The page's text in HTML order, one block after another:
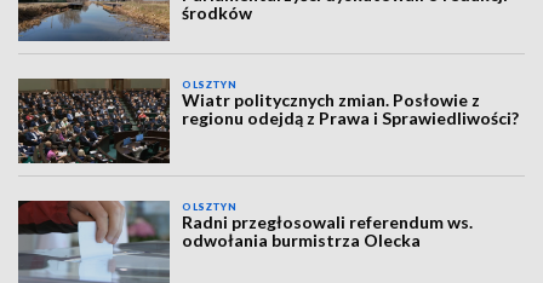
środków
OLSZTYN
Wiatr politycznych zmian. Posłowie z
regionu odejdą z Prawa i Sprawiedliwości?
OLSZTYN
Radni przegłosowali referendum ws.
odwołania burmistrza Olecka